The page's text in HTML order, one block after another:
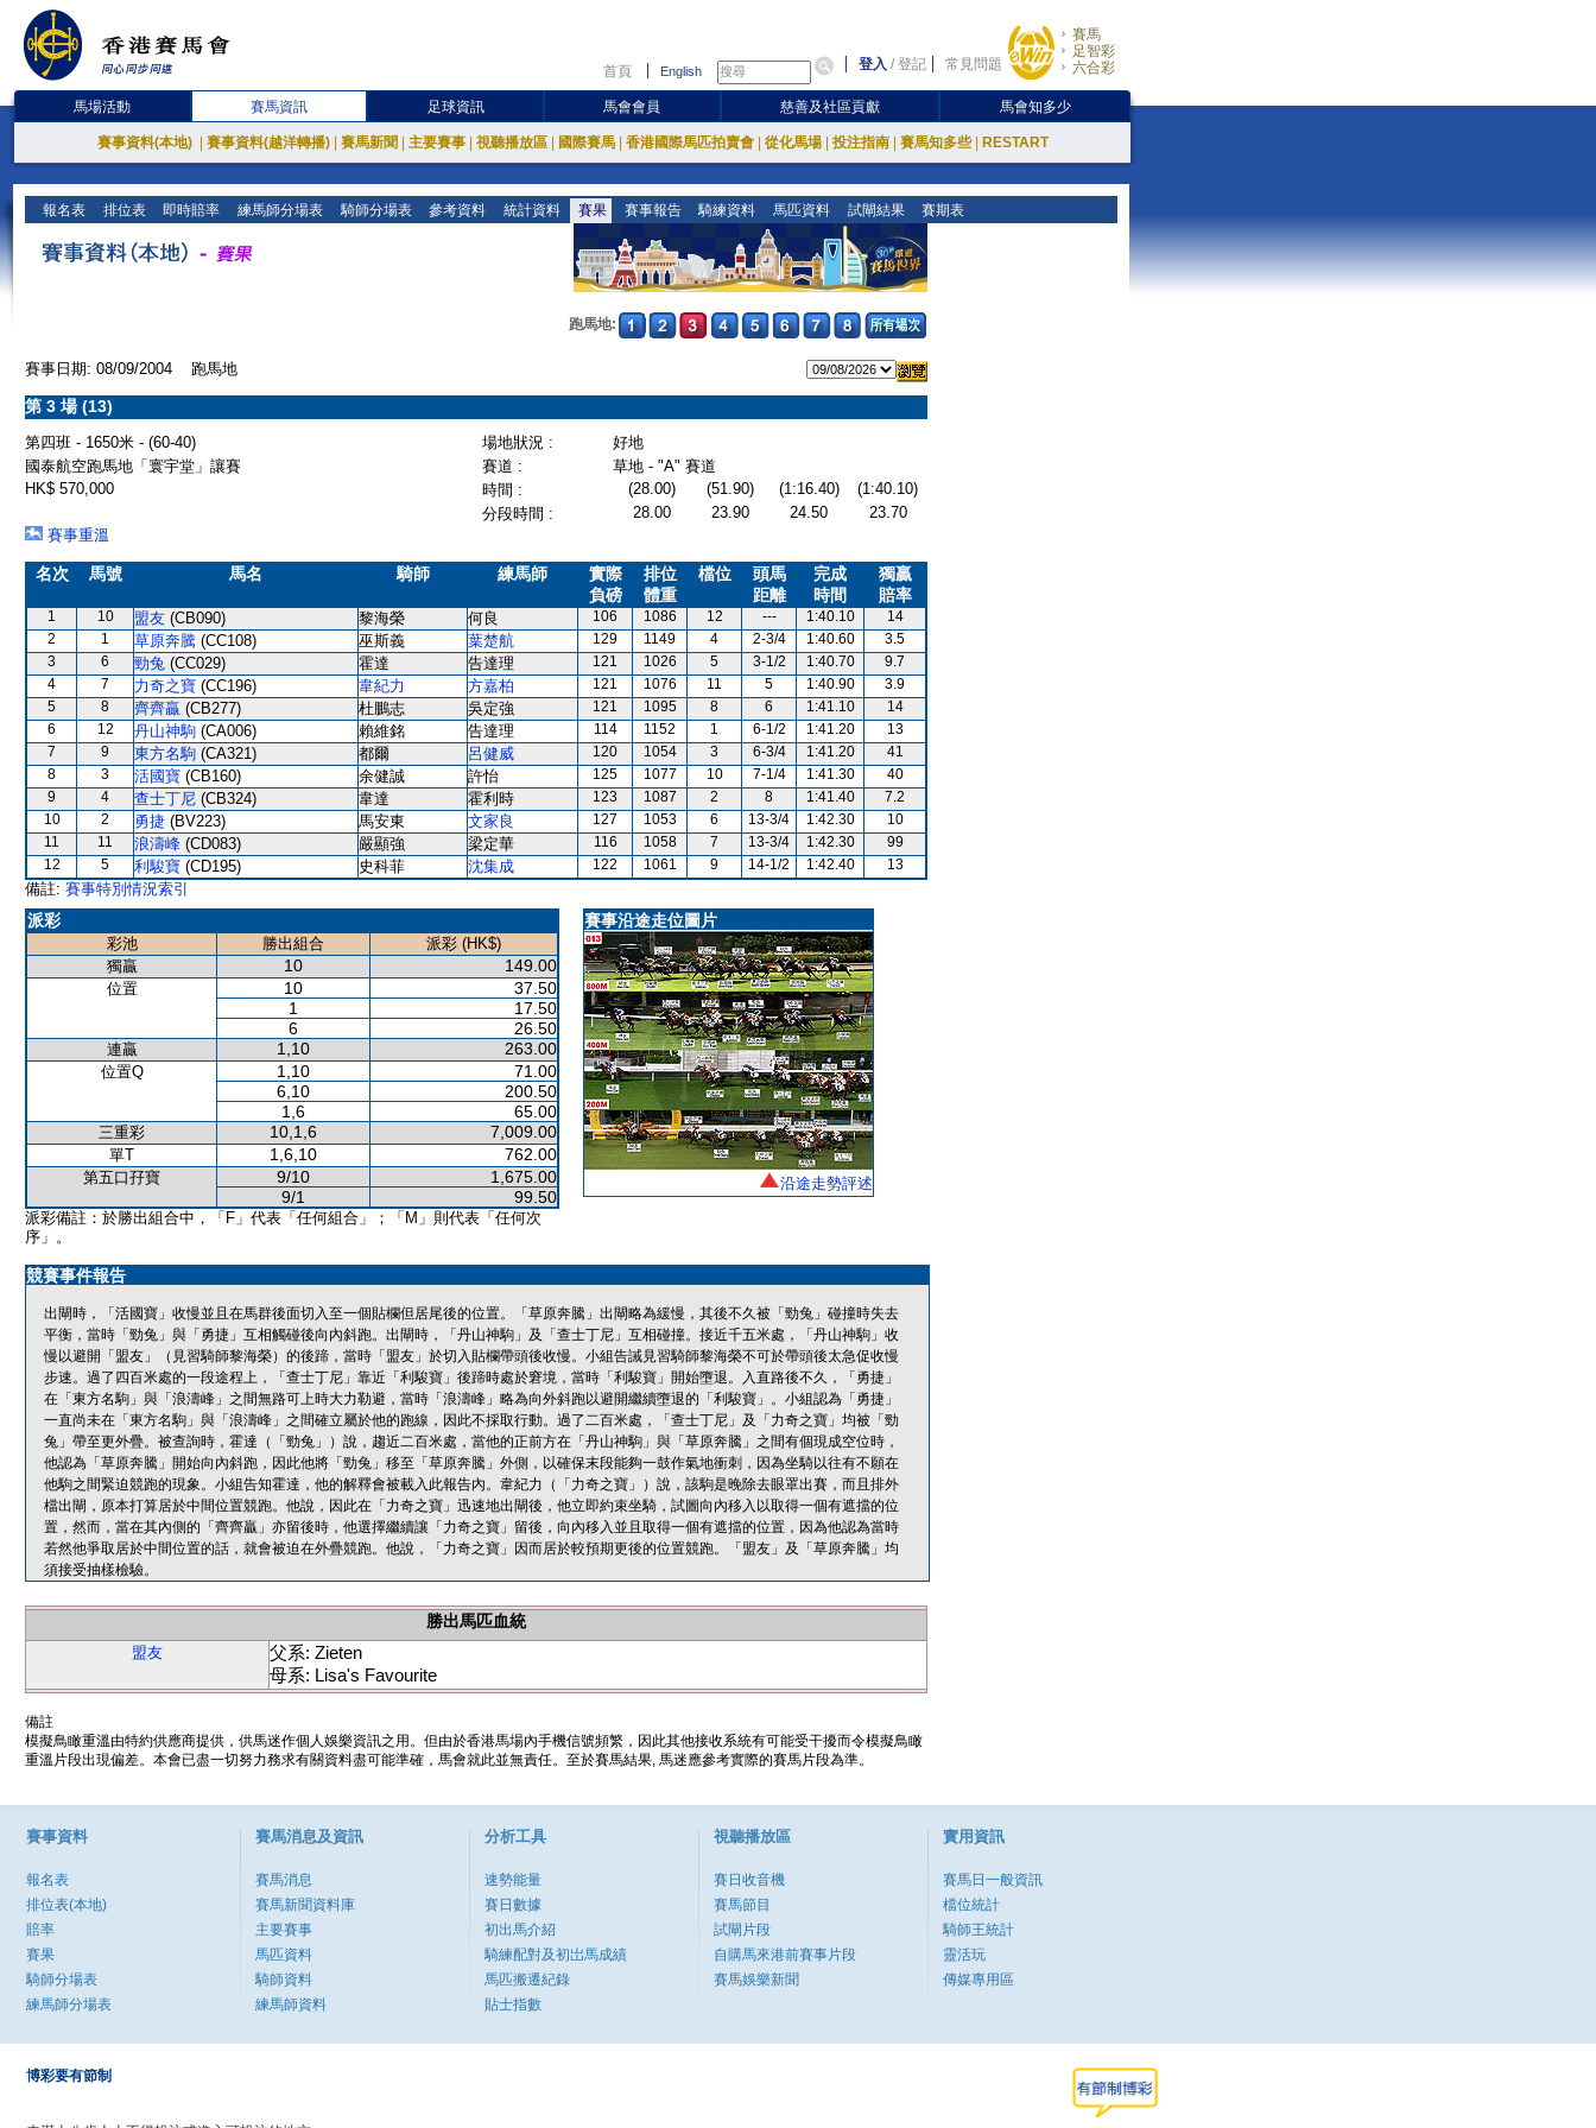
首頁 English 登入 /登記 常見問題
賽馬
足智彩
六合彩
馬場活動 賽馬資訊 足球資訊 馬會會員 慈善及社區貢獻 馬會知多少
賽事資料(本地) 賽事資料(越洋轉播) 賽馬新聞 主要賽事 視聽播放區 國際賽馬 香港國際馬匹拍賣會 從化馬場 投注指南 賽馬知多些 RESTART
報名表 排位表 即時賠率 練馬師分場表 騎師分場表 參考資料 統計資料 賽果 賽事報告 騎練資料 馬匹資料 試閘結果 賽期表
跑馬地:
賽事日期: 08/09/2004 跑馬地
第 3 場 (13)
第四班 - 1650米 - (60-40) 場地狀況 :
好地
國泰航空跑馬地「寰宇堂」讓賽
賽道 :
草地 - "A" 賽道
HK$ 570,000
時間 : (28.00) (51.90) (1:16.40)
(1:40.10)
分段時間 :
28.00 23.90 24.50
23.70
賽事重溫
名次 馬號 馬名 騎師 練馬師
實際
負磅
排位
體重
檔位
頭馬
距離
完成
時間
獨贏
賠率
1 10 盟友 (CB090) 黎海榮 何良 106 1086 12 --- 1:40.10
14
2
1 草原奔騰 (CC108) 巫斯義 葉楚航 129 1149 4 2-3/4 1:40.60
3.5
3
6 勁兔 (CC029) 霍達 告達理 121 1026 5 3-1/2 1:40.70
9.7
4
7 力奇之寶 (CC196) 韋紀力 方嘉柏 121 1076 11 5 1:40.90
3.9
5
8 齊齊贏 (CB277) 杜鵬志 吳定強 121 1095 8 6 1:41.10
14
6
12 丹山神駒 (CA006) 賴維銘 告達理 114 1152 1 6-1/2 1:41.20
13
7
9 東方名駒 (CA321) 都爾 呂健威 120 1054 3 6-3/4 1:41.20
41
8
3 活國寶 (CB160) 余健誠 許怡 125 1077 10 7-1/4 1:41.30
40
9
4 查士丁尼 (CB324) 韋達 霍利時 123 1087 2 8 1:41.40
7.2
10
2 勇捷 (BV223) 馬安東 文家良 127 1053 6 13-3/4 1:42.30
10
11
11 浪濤峰 (CD083) 嚴顯強 梁定華 116 1058 7 13-3/4 1:42.30
99
12
5 利駿寶 (CD195) 史科菲 沈集成 122 1061 9 14-1/2 1:42.40 13
備註: 賽事特別情況索引
派彩
彩池 勝出組合
派彩 (HK$)
獨贏
10 149.00
位置 10
37.50
1
17.50
6
26.50
連贏 1,10 263.00
位置Q 1,10
71.00
6,10
200.50
1,6
65.00
三重彩 10,1,6 7,009.00
單T 1,6,10 762.00
第五口孖寶 9/10
1,675.00
9/1
99.50
派彩備註：於勝出組合中，「F」代表「任何組合」；「M」則代表「任何次
序」。
賽事沿途走位圖片
沿途走勢評述
競賽事件報告
出閘時，「活國寶」收慢並且在馬群後面切入至一個貼欄但居尾後的位置。「草原奔騰」出閘略為緩慢，其後不久被「勁兔」碰撞時失去
平衡，當時「勁兔」與「勇捷」互相觸碰後向內斜跑。出閘時，「丹山神駒」及「查士丁尼」互相碰撞。接近千五米處，「丹山神駒」收
慢以避開「盟友」（見習騎師黎海榮）的後蹄，當時「盟友」於切入貼欄帶頭後收慢。小組告誡見習騎師黎海榮不可於帶頭後太急促收慢
步速。過了四百米處的一段途程上，「查士丁尼」靠近「利駿寶」後蹄時處於窘境，當時「利駿寶」開始墮退。入直路後不久，「勇捷」
在「東方名駒」與「浪濤峰」之間無路可上時大力勒避，當時「浪濤峰」略為向外斜跑以避開繼續墮退的「利駿寶」。小組認為「勇捷」
一直尚未在「東方名駒」與「浪濤峰」之間確立屬於他的跑線，因此不採取行動。過了二百米處，「查士丁尼」及「力奇之寶」均被「勁
兔」帶至更外疊。被查詢時，霍達（「勁兔」）說，趨近二百米處，當他的正前方在「丹山神駒」與「草原奔騰」之間有個現成空位時，
他認為「草原奔騰」開始向內斜跑，因此他將「勁兔」移至「草原奔騰」外側，以確保末段能夠一鼓作氣地衝刺，因為坐騎以往有不願在
他駒之間緊迫競跑的現象。小組告知霍達，他的解釋會被載入此報告內。韋紀力（「力奇之寶」）說，該駒是晚除去眼罩出賽，而且排外
檔出閘，原本打算居於中間位置競跑。他說，因此在「力奇之寶」迅速地出閘後，他立即約束坐騎，試圖向內移入以取得一個有遮擋的位
置，然而，當在其內側的「齊齊贏」亦留後時，他選擇繼續讓「力奇之寶」留後，向內移入並且取得一個有遮擋的位置，因為他認為當時
若然他爭取居於中間位置的話，就會被迫在外疊競跑。他說，「力奇之寶」因而居於較預期更後的位置競跑。「盟友」及「草原奔騰」均
須接受抽樣檢驗。
勝出馬匹血統
盟友
父系: Zieten
母系: Lisa's Favourite
備註
模擬鳥瞰重溫由特約供應商提供，供馬迷作個人娛樂資訊之用。但由於香港馬場內手機信號頻繁，因此其他接收系統有可能受干擾而令模擬鳥瞰
重溫片段出現偏差。本會已盡一切努力務求有關資料盡可能準確，馬會就此並無責任。至於賽馬結果, 馬迷應參考實際的賽馬片段為準。
賽事資料
報名表
排位表(本地)
賠率
賽果
騎師分場表
練馬師分場表
賽馬消息及資訊
賽馬消息
賽馬新聞資料庫
主要賽事
馬匹資料
騎師資料
練馬師資料
分析工具
速勢能量
賽日數據
初出馬介紹
騎練配對及初岀馬成績
馬匹搬遷紀錄
貼士指數
視聽播放區
賽日收音機
賽馬節目
試閘片段
自購馬來港前賽事片段
賽馬娛樂新聞
實用資訊
賽馬日一般資訊
檔位統計
騎師王統計
靈活玩
傳媒專用區
博彩要有節制